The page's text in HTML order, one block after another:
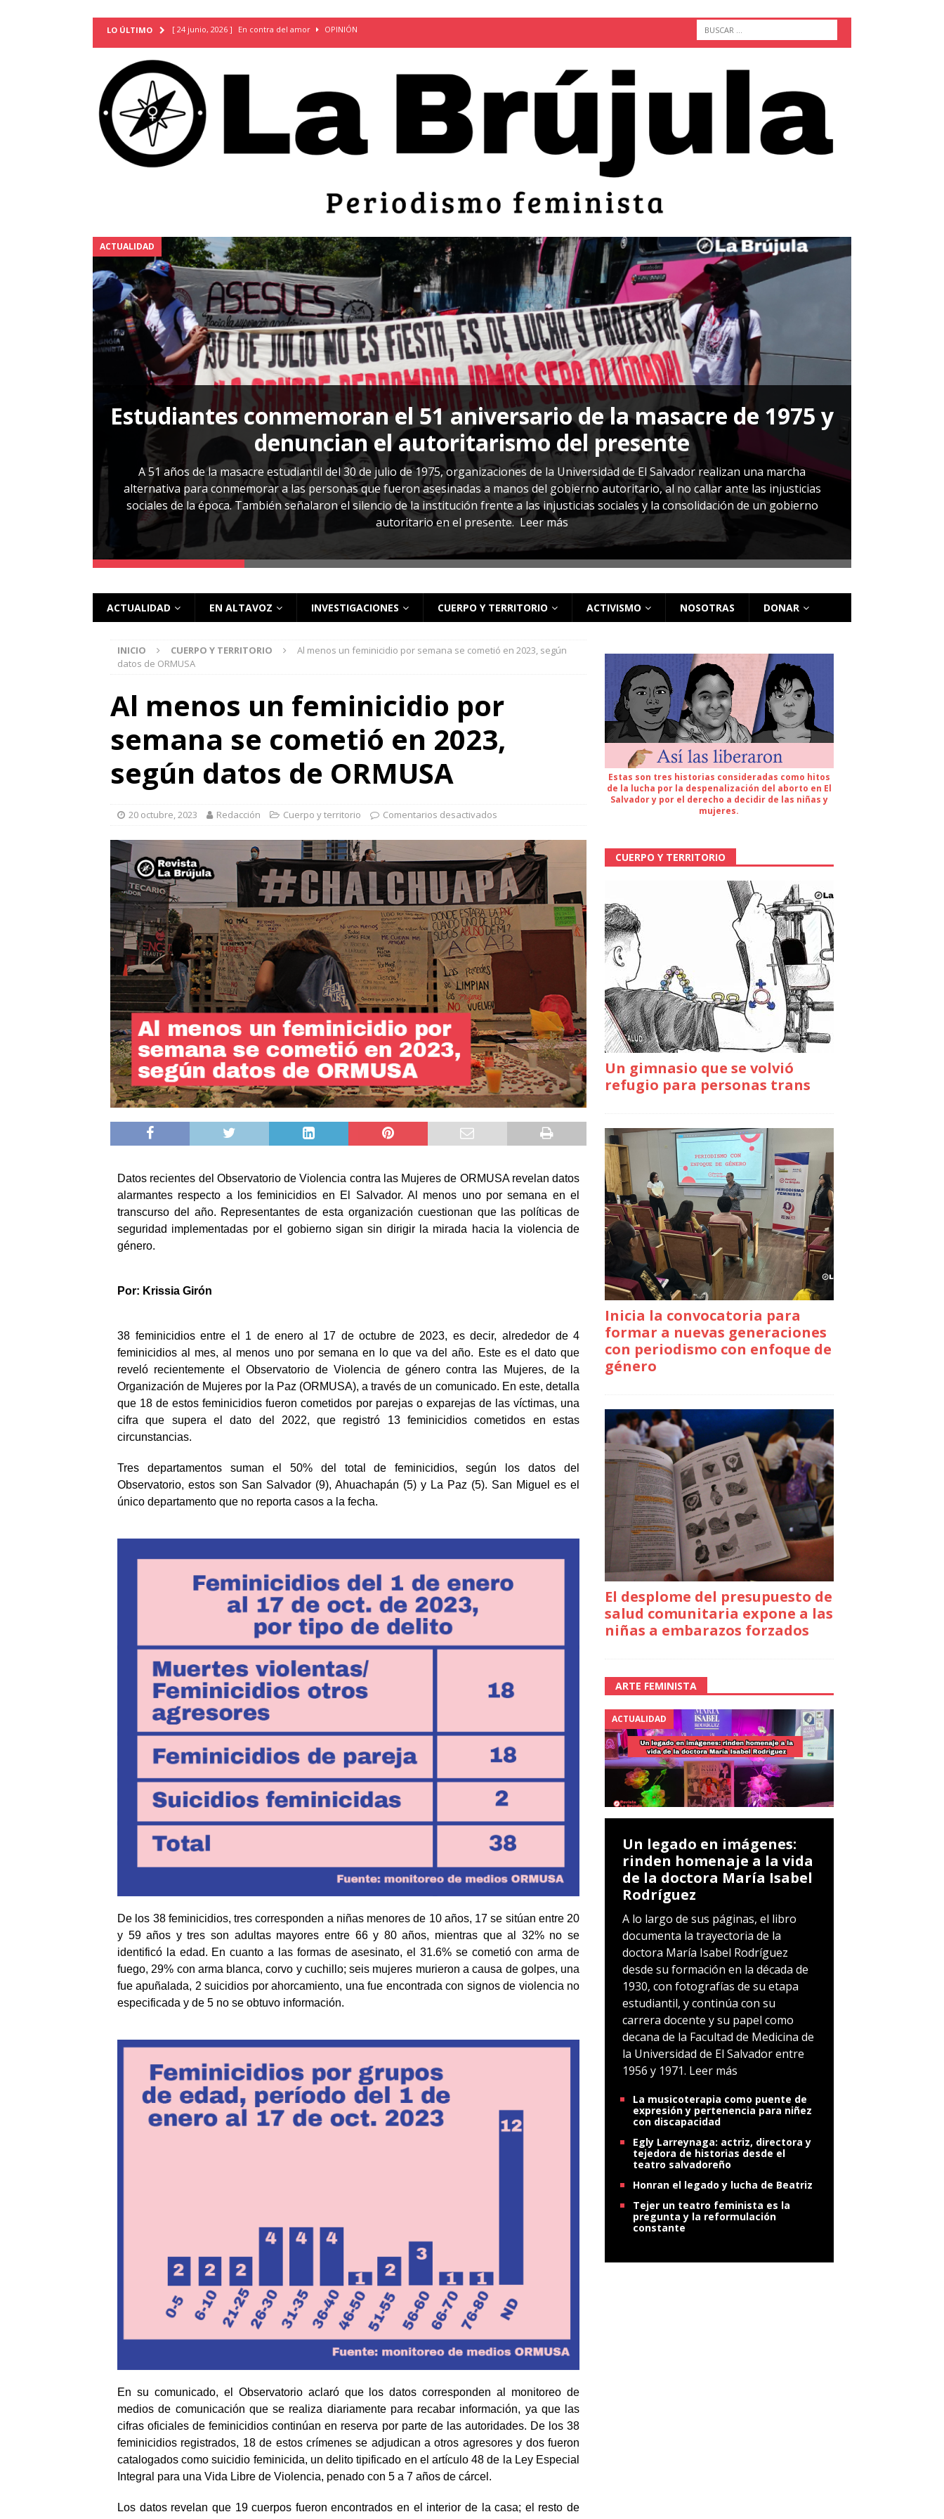
LO ÚLTIMO [ 24 junio, 2026 ] En contra del amor OPINIÓN
TERRITORIO
[ 21 febrero, 2026 ] Cuando la prevención de embarazos en niñas y adolescentes desaparece del territorio
INVESTIGACIONES
[ 31 julio, 2026 ] Estudiantes conmemoran el 51 aniversario de la masacre de 1975 y denuncian el
Piden mantener la libertad provisional de Sandra Leticia Hernández: víctima del régimen de
[ 28 julio, 2026 ] ARENA y FMLN apuestan por mujeres en sus fórmulas presidenciales para 2027
ACTUALIDAD
[ 24 julio, 2026 ] A María Hildaura le falló el Estado OPINIÓN
[ 28 julio, 2026 ] Más allá de los casos: cómo entender el VIH en El Salvador ACTUALIDAD
ACTUALIDAD
Estudiantes conmemoran el 51 aniversario de la masacre de 1975 y
denuncian el autoritarismo del presente
A 51 años de la masacre estudiantil del 30 de julio de 1975, organizaciones de la Universidad de El Salvador realizan una marcha
alternativa para conmemorar a las personas que fueron asesinadas a manos del gobierno autoritario, al no callar ante las injusticias
sociales de la época. También señalaron el silencio de la institución frente a las injusticias sociales y la consolidación de un gobierno
autoritario en el presente.Leer más
ACTUALIDAD EN ALTAVOZ INVESTIGACIONES CUERPO Y TERRITORIO ACTIVISMO NOSOTRAS DONAR
INICIO CUERPO Y TERRITORIO
Al menos un feminicidio por semana se cometió en 2023, según
datos de ORMUSA
Al menos un feminicidio por
semana se cometió en 2023,
según datos de ORMUSA
20 octubre, 2023 Redacción Cuerpo y territorio Comentarios desactivados
Datos recientes del Observatorio de Violencia contra las Mujeres de ORMUSA revelan datos
alarmantes respecto a los feminicidios en El Salvador. Al menos uno por semana en el
transcurso del año. Representantes de esta organización cuestionan que las políticas de
seguridad implementadas por el gobierno sigan sin dirigir la mirada hacia la violencia de
género.
Por: Krissia Girón
38 feminicidios entre el 1 de enero al 17 de octubre de 2023, es decir, alrededor de 4
feminicidios al mes, al menos uno por semana en lo que va del año. Este es el dato que
reveló recientemente el Observatorio de Violencia de género contra las Mujeres, de la
Organización de Mujeres por la Paz (ORMUSA), a través de un comunicado. En este, detalla
que 18 de estos feminicidios fueron cometidos por parejas o exparejas de las víctimas, una
cifra que supera el dato del 2022, que registró 13 feminicidios cometidos en estas
circunstancias.
Tres departamentos suman el 50% del total de feminicidios, según los datos del
Observatorio, estos son San Salvador (9), Ahuachapán (5) y La Paz (5). San Miguel es el
único departamento que no reporta casos a la fecha.
De los 38 feminicidios, tres corresponden a niñas menores de 10 años, 17 se sitúan entre 20
y 59 años y tres son adultas mayores entre 66 y 80 años, mientras que al 32% no se
identificó la edad. En cuanto a las formas de asesinato, el 31.6% se cometió con arma de
fuego, 29% con arma blanca, corvo y cuchillo; seis mujeres murieron a causa de golpes, una
fue apuñalada, 2 suicidios por ahorcamiento, una fue encontrada con signos de violencia no
especificada y de 5 no se obtuvo información.
En su comunicado, el Observatorio aclaró que los datos corresponden al monitoreo de
medios de comunicación que se realiza diariamente para recabar información, ya que las
cifras oficiales de feminicidios continúan en reserva por parte de las autoridades. De los 38
feminicidios registrados, 18 de estos crímenes se adjudican a otros agresores y dos fueron
catalogados como suicidio feminicida, un delito tipificado en el artículo 48 de la Ley Especial
Integral para una Vida Libre de Violencia, penado con 5 a 7 años de cárcel.
Los datos revelan que 19 cuerpos fueron encontrados en el interior de la casa; el resto de
Estas son tres historias consideradas como hitos
de la lucha por la despenalización del aborto en El
Salvador y por el derecho a decidir de las niñas y
mujeres.
CUERPO Y TERRITORIO
Un gimnasio que se volvió
refugio para personas trans
Inicia la convocatoria para
formar a nuevas generaciones
con periodismo con enfoque de
género
El desplome del presupuesto de
salud comunitaria expone a las
niñas a embarazos forzados
ARTE FEMINISTA
ACTUALIDAD
Un legado en imágenes:
rinden homenaje a la vida
de la doctora María Isabel
Rodríguez
A lo largo de sus páginas, el libro
documenta la trayectoria de la
doctora María Isabel Rodríguez
desde su formación en la década de
1930, con fotografías de su etapa
estudiantil, y continúa con su
carrera docente y su papel como
decana de la Facultad de Medicina de
la Universidad de El Salvador entre
1956 y 1971. Leer más
La musicoterapia como puente de
expresión y pertenencia para niñez
con discapacidad
Egly Larreynaga: actriz, directora y
tejedora de historias desde el
teatro salvadoreño
Honran el legado y lucha de Beatriz
Tejer un teatro feminista es la
pregunta y la reformulación
constante